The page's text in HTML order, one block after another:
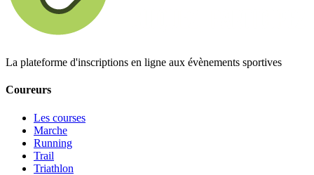
La plateforme d'inscriptions en ligne aux évènements sportives
Coureurs
Les courses
Marche
Running
Trail
Triathlon